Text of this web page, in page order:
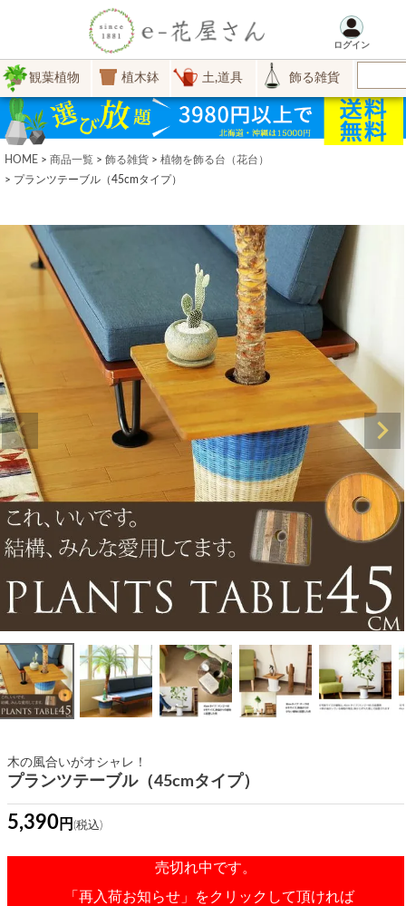
ログイン
観葉植物 植木鉢 土,道具 飾る雑貨
HOME 商品一覧 飾る雑貨
植物を飾る台（花台）
プランツテーブル（45cmタイプ）
木の風合いがオシャレ！
プランツテーブル（45cmタイプ）
5,390
売切れ中です。
「再入荷お知らせ」をクリックして頂ければ